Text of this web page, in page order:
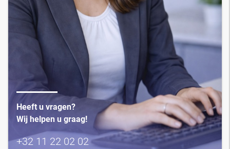
Heeft u vragen?
Wij helpen u graag!
+32 11 22 02 02